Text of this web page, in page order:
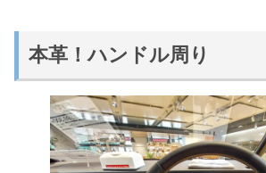
本革！ハンドル周り